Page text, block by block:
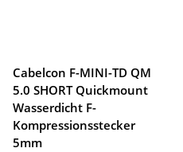
Cabelcon F-MINI-TD QM
5.0 SHORT Quickmount
Wasserdicht F-
Kompressionsstecker
5mm